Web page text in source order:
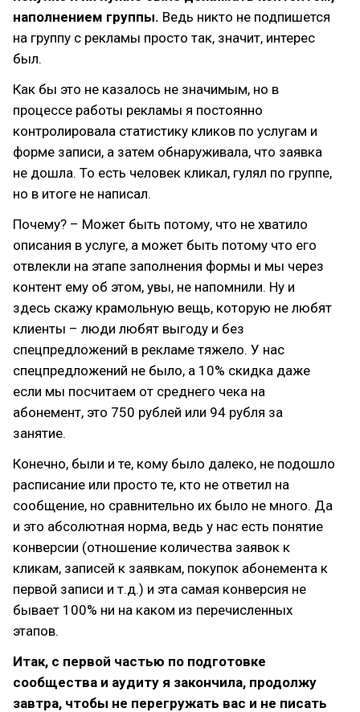
наполнением группы. Ведь никто не подпишется
на группу с рекламы просто так, значит, интерес
был.
Как бы это не казалось не значимым, но в
процессе работы рекламы я постоянно
контролировала статистику кликов по услугам и
форме записи, а затем обнаруживала, что заявка
не дошла. То есть человек кликал, гулял по группе,
но в итоге не написал.
Почему? – Может быть потому, что не хватило
описания в услуге, а может быть потому что его
отвлекли на этапе заполнения формы и мы через
контент ему об этом, увы, не напомнили. Ну и
здесь скажу крамольную вещь, которую не любят
клиенты – люди любят выгоду и без
спецпредложений в рекламе тяжело. У нас
спецпредложений не было, а 10% скидка даже
если мы посчитаем от среднего чека на
абонемент, это 750 рублей или 94 рубля за
занятие.
Конечно, были и те, кому было далеко, не подошло
расписание или просто те, кто не ответил на
сообщение, но сравнительно их было не много. Да
и это абсолютная норма, ведь у нас есть понятие
конверсии (отношение количества заявок к
кликам, записей к заявкам, покупок абонемента к
первой записи и т.д.) и эта самая конверсия не
бывает 100% ни на каком из перечисленных
этапов.
Итак, с первой частью по подготовке
сообщества и аудиту я закончила, продолжу
завтра, чтобы не перегружать вас и не писать